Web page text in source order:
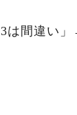
は間違い